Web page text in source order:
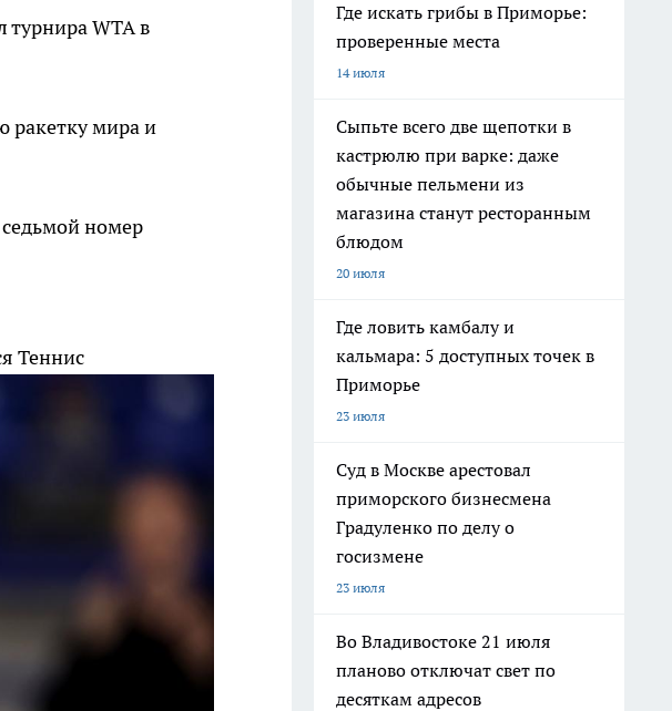
турнира WTA в
ракетку мира и
номер
Теннис
Где искать грибы в Приморье:
проверенные места
14 июля
Сыпьте всего две щепотки в
кастрюлю при варке: даже
обычные пельмени из
магазина станут ресторанным
блюдом
20 июля
Где ловить камбалу и
кальмара: 5 доступных точек в
Приморье
23 июля
Суд в Москве арестовал
приморского бизнесмена
Градуленко по делу о
госизмене
23 июля
Во Владивостоке 21 июля
планово отключат свет по
десяткам адресов